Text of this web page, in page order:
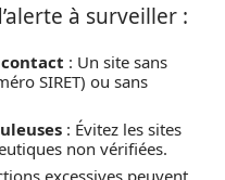
à surveiller :
contact : Un site sans
SIRET) ou sans
: Évitez les sites
non vérifiées.